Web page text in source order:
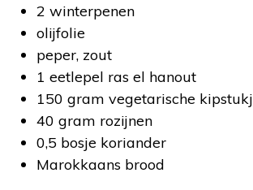
2 winterpenen
olijfolie
peper, zout
1 eetlepel ras el hanout
150 gram vegetarische
40 gram rozijnen
0,5 bosje koriander
Marokkaans brood